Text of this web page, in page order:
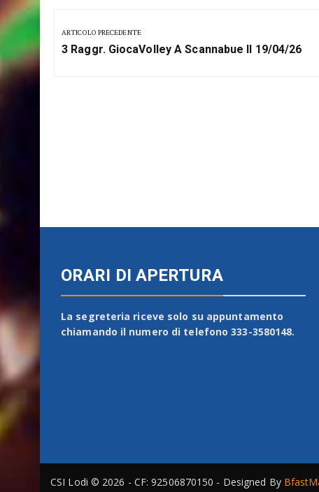
articoli
ARTICOLO PRECEDENTE
Previous
3 Raggr. GiocaVolley A Scannabue Il 19/04/26
ORARI DI APERTURA
La segreteria riceve solo su appuntamento
chiamando il numero di telefono 333-3580148.
CSI Lodi © 2026 - CF: 92506870150 - Designed By